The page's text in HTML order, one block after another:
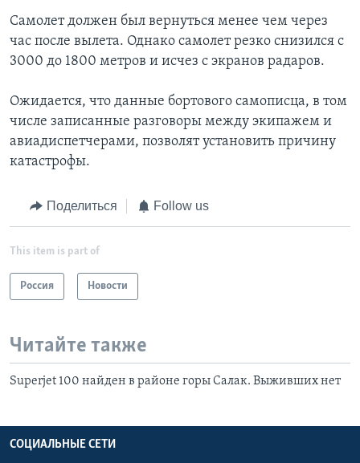
Самолет должен был вернуться менее чем через
час после вылета. Однако самолет резко снизился с
3000 до 1800 метров и исчез с экранов радаров.
Ожидается, что данные бортового самописца, в том
числе записанные разговоры между экипажем и
авиадиспетчерами, позволят установить причину
катастрофы.
Поделиться Follow us
This item is part of
Россия Новости
Читайте также
Superjet 100 найден в районе горы Салак. Выживших нет
СОЦИАЛЬНЫЕ СЕТИ